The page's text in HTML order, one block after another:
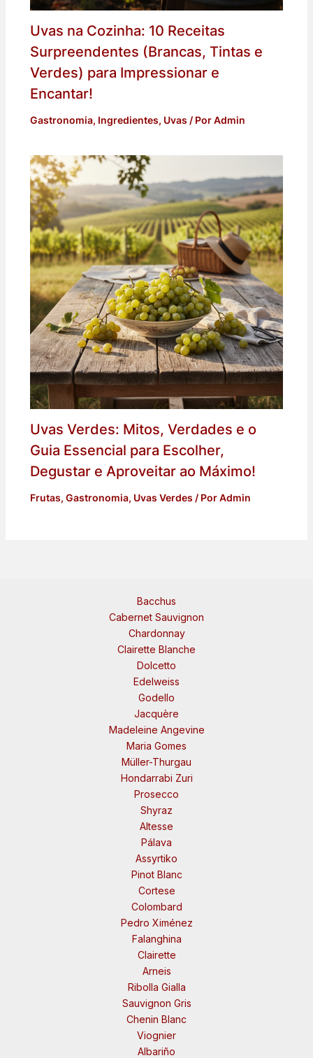
Uvas na Cozinha: 10 Receitas
Surpreendentes (Brancas, Tintas e
Verdes) para Impressionar e
Encantar!
Gastronomia, Ingredientes, Uvas / PorAdmin
Uvas Verdes: Mitos, Verdades e o
Guia Essencial para Escolher,
Degustar e Aproveitar ao Máximo!
Frutas, Gastronomia, Uvas Verdes / PorAdmin
Bacchus
Cabernet Sauvignon
Chardonnay
Clairette Blanche
Dolcetto
Edelweiss
Godello
Jacquère
Madeleine Angevine
Maria Gomes
Müller-Thurgau
Hondarrabi Zuri
Prosecco
Shyraz
Altesse
Pálava
Assyrtiko
Pinot Blanc
Cortese
Colombard
Pedro Ximénez
Falanghina
Clairette
Arneis
Ribolla Gialla
Sauvignon Gris
Chenin Blanc
Viognier
Albariño